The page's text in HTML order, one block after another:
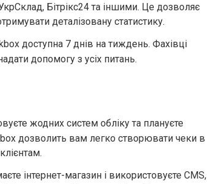
Бітрікс24 та іншими. Це дозволяє
деталізовану статистику.
доступна 7 днів на тиждень. Фахівці
допомогу з усіх питань.
жодних систем обліку та плануєте
дозволить вам легко створювати чеки в
інтернет-магазин і використовуєте CMS,